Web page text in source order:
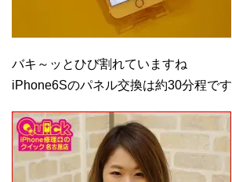
バキ～ッとひび割れていますね
iPhone6Sのパネル交換は約30分程です